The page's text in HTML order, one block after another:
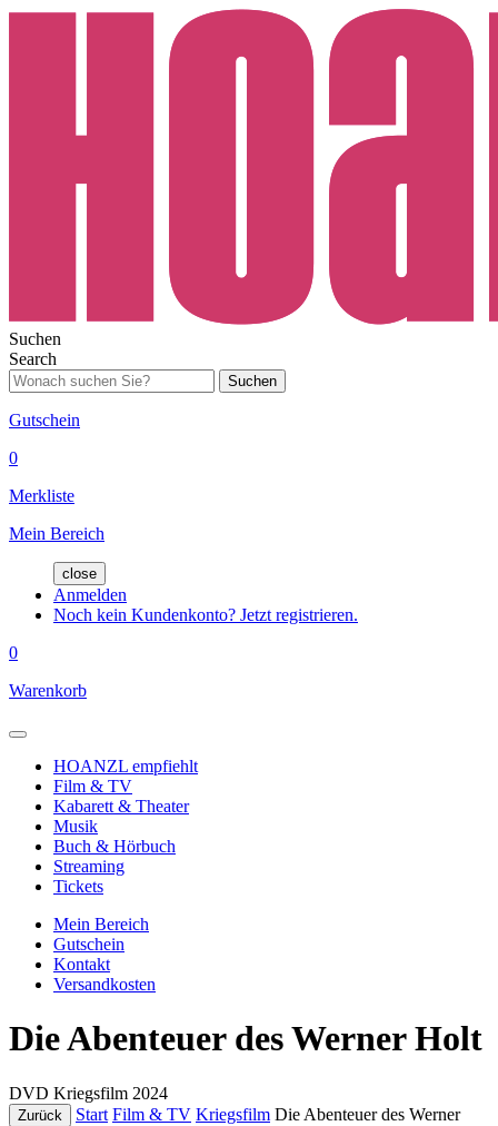
Suchen
Search
Suchen
Gutschein
0
Merkliste
Mein Bereich
close
Anmelden
Noch kein Kundenkonto? Jetzt registrieren.
0
Warenkorb
HOANZL empfiehlt
Film & TV
Kabarett & Theater
Musik
Buch & Hörbuch
Streaming
Tickets
Mein Bereich
Gutschein
Kontakt
Versandkosten
Die Abenteuer des Werner Holt
DVD Kriegsfilm 2024
Zurück Start Film & TV Kriegsfilm Die Abenteuer des Werner